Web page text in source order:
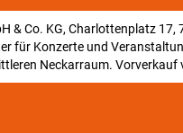
& Co. KG, Charlottenplatz
für Konzerte und
Neckarraum.